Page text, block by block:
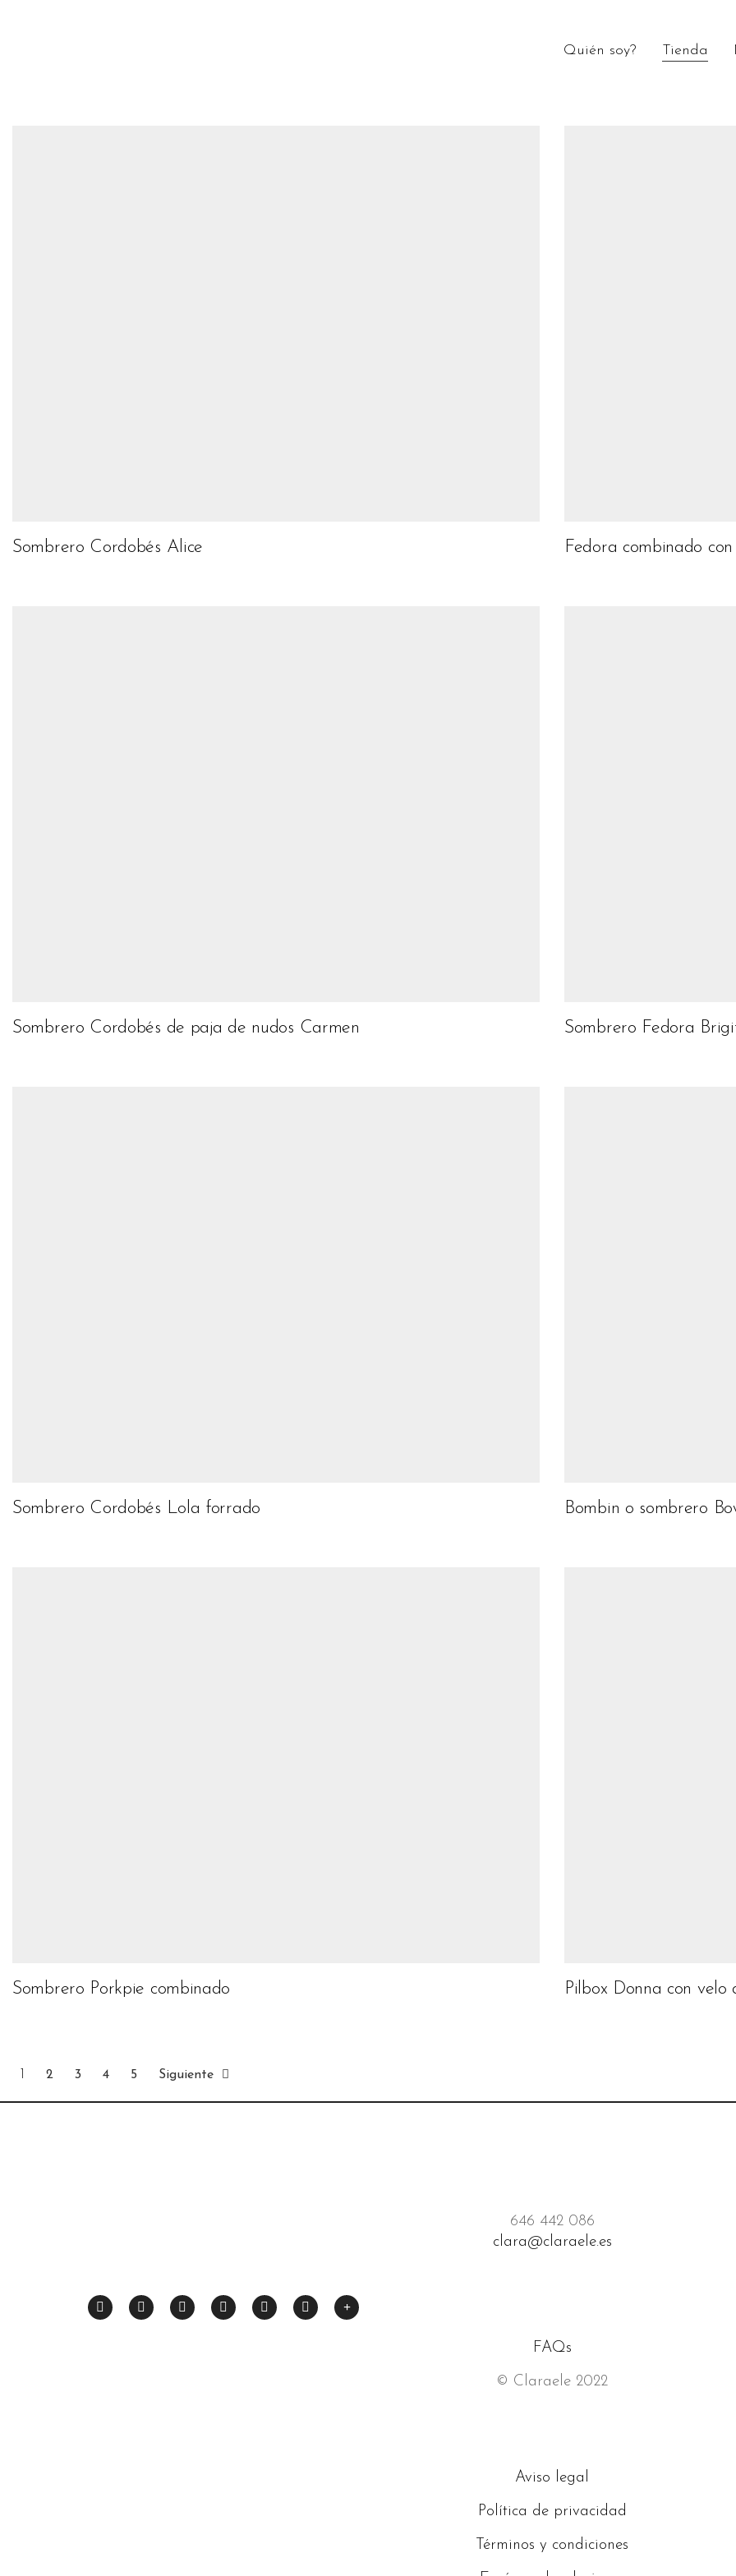
Quién soy? Tienda
Sombrero Cordobés Alice Fedora combinado
Sombrero Cordobés de paja de nudos Carmen Sombrero Fedora
Sombrero Cordobés Lola forrado Bombin o sombrero
Sombrero Porkpie combinado Pilbox Donna con velo
2 3 4 5 Siguiente
646 442 086
clara@claraele.es
FAQs
© Claraele 2022
Aviso legal
Política de privacidad
Términos y condiciones